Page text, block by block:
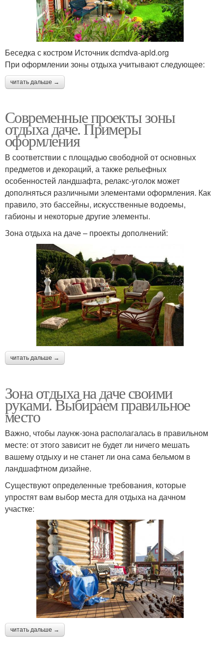
Беседка с костром Источник dcmdva-apld.org
При оформлении зоны отдыха учитывают следующее:
читать дальше →
Современные проекты зоны
отдыха даче. Примеры
оформления
В соответствии с площадью свободной от основных
предметов и декораций, а также рельефных
особенностей ландшафта, релакс-уголок может
дополняться различными элементами оформления. Как
правило, это бассейны, искусственные водоемы,
габионы и некоторые другие элементы.
Зона отдыха на даче – проекты дополнений:
читать дальше →
Зона отдыха на даче своими
руками. Выбираем правильное
место
Важно, чтобы лаунж-зона располагалась в правильном
месте: от этого зависит не будет ли ничего мешать
вашему отдыху и не станет ли она сама бельмом в
ландшафтном дизайне.
Существуют определенные требования, которые
упростят вам выбор места для отдыха на дачном
участке:
читать дальше →